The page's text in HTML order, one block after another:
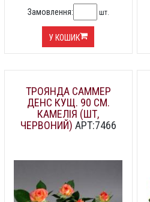
Замовлення: шт.
У КОШИК
ТРОЯНДА САММЕР
ДЕНС КУЩ. 90 СМ.
КАМЕЛІЯ (ШТ,
ЧЕРВОНИЙ) АРТ:7466